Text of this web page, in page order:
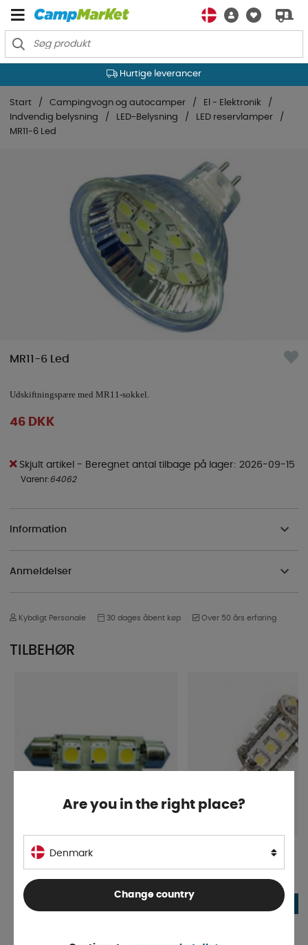
Hurtige leverancer
Start Campingvogn og autocamper
El - Elektronik
Indvendig belysning
LED-Belysning
LED reservlamper
MR11-6 Led
MR11-6 Led
Udskiftningspære med MR11-sokkel.
46 DKK
Skjult artikel - Beregnet antal tilbage på lager 2026-09-15
Varenr:64062
Information
Anmeldelser
Kybdigt Personale 30 dages åbent køp Over 50 års erfaring
TILBEHØR
Flush base 3-42mm Led
På lager
30 DKK
Are you in the right place?
Denmark
Change country